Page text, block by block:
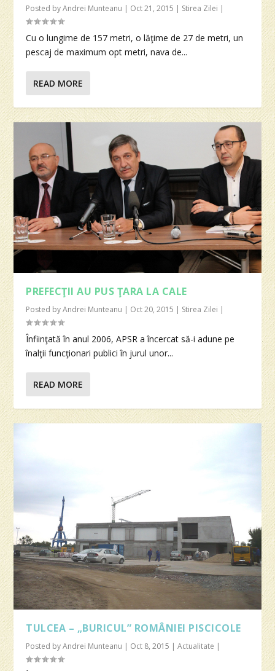
Posted byAndrei Munteanu | Oct 21, 2015 | Stirea Zilei |
Cu o lungime de 157 metri, o lăţime de 27 de metri, un
pescaj de maximum opt metri, nava de...
READ MORE
PREFECŢII AU PUS ŢARA LA CALE
Posted byAndrei Munteanu | Oct 20, 2015 | Stirea Zilei |
Înfiinţată în anul 2006, APSR a încercat să-i adune pe
înalţii funcţionari publici în jurul unor...
READ MORE
TULCEA – „BURICUL” ROMÂNIEI PISCICOLE
Posted byAndrei Munteanu | Oct 8, 2015 |Actualitate |